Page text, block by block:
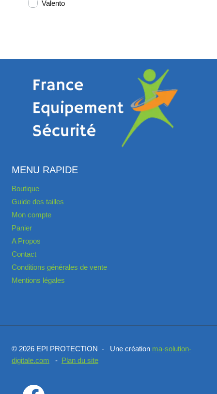
Valento
MENU RAPIDE
Boutique
Guide des tailles
Mon compte
Panier
A Propos
Contact
Conditions générales de vente
Mentions légales
© 2026 EPI PROTECTION - Une création ma-solution-
digitale.com - Plan du site